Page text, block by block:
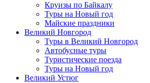
Круизы по Байкалу
Туры на Новый год
Майские праздники
Великий Новгород
Туры в Великий Новгород
Автобусные туры
Туристические поезда
Туры на Новый год
Великий Устюг